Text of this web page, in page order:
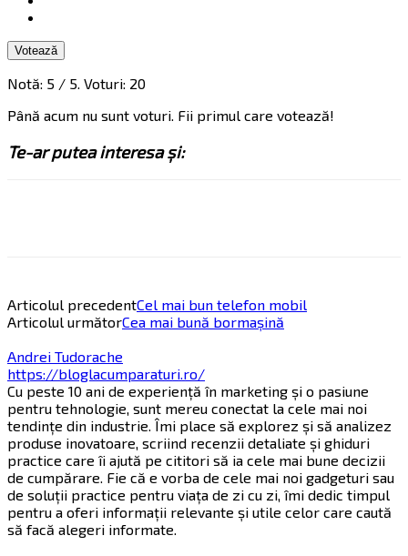
Votează
Notă: 5 / 5. Voturi: 20
Până acum nu sunt voturi. Fii primul care votează!
Te-ar putea interesa și:
Articolul precedentCel mai bun telefon mobil
Articolul următorCea mai bună bormașină
Andrei Tudorache
https://bloglacumparaturi.ro/
Cu peste 10 ani de experiență în marketing și o pasiune
pentru tehnologie, sunt mereu conectat la cele mai noi
tendințe din industrie. Îmi place să explorez și să analizez
produse inovatoare, scriind recenzii detaliate și ghiduri
practice care îi ajută pe cititori să ia cele mai bune decizii
de cumpărare. Fie că e vorba de cele mai noi gadgeturi sau
de soluții practice pentru viața de zi cu zi, îmi dedic timpul
pentru a oferi informații relevante și utile celor care caută
să facă alegeri informate.